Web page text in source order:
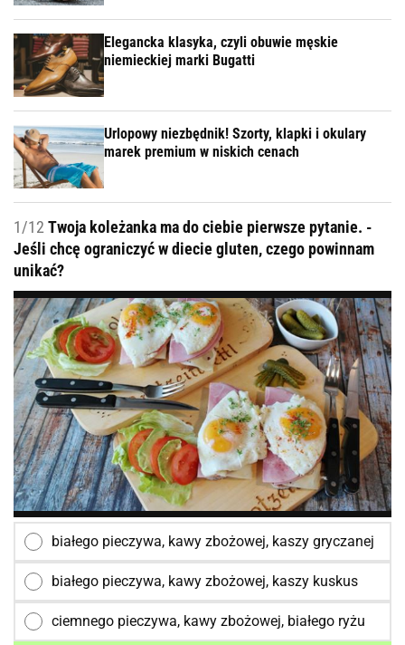
Elegancka klasyka, czyli obuwie męskie
niemieckiej marki Bugatti
Urlopowy niezbędnik! Szorty, klapki i okulary
marek premium w niskich cenach
1/12Twoja koleżanka ma do ciebie pierwsze pytanie. -
Jeśli chcę ograniczyć w diecie gluten, czego powinnam
unikać?
białego pieczywa, kawy zbożowej, kaszy gryczanej
białego pieczywa, kawy zbożowej, kaszy kuskus
ciemnego pieczywa, kawy zbożowej, białego ryżu